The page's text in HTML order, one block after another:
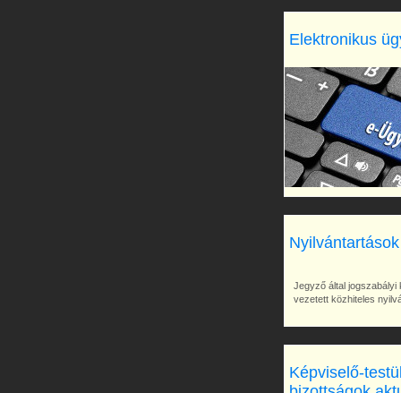
Elektronikus
Nyilvántartások
Jegyző által jogszabályi
vezetett közhiteles
Képviselő-